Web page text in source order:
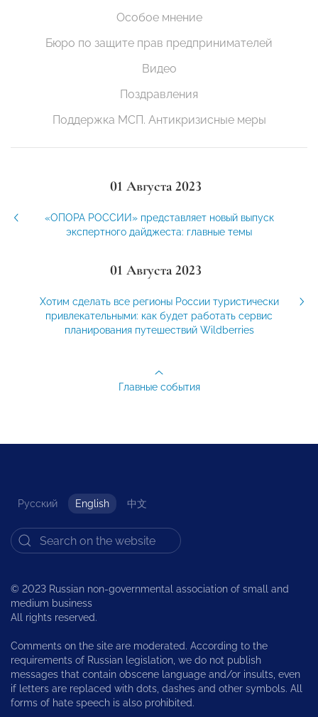
Особое мнение
Бюро по защите прав предпринимателей
Видео
Поздравления
Поддержка МСП. Антикризисные меры
01 Августа 2023
«ОПОРА РОССИИ» представляет новый выпуск
экспертного дайджеста: главные темы
01 Августа 2023
Хотим сделать все регионы России туристически
привлекательными: как будет работать сервис
планирования путешествий Wildberries
Главные события
Русский English 中文
© 2023 Russian non-governmental association of small and
medium business
All rights reserved.
Comments on the site are moderated. According to the
requirements of Russian legislation, we do not publish
messages that contain obscene language and/or insults, even
if letters are replaced with dots, dashes and other symbols. All
forms of hate speech is also prohibited.